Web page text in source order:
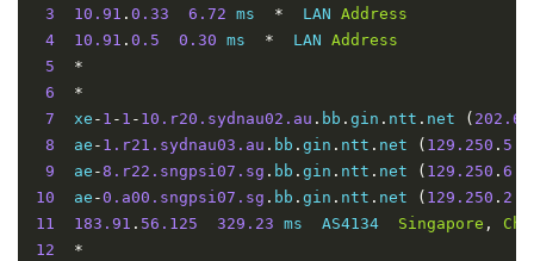
京
联
通
5 80% 431.346 431.346
京
移
动
5 4 20% 376.4 330.82 344.455
3
10.91 . 0.33 6.72 ms *
  LAN
Address
4
10.91 . 0.5 0.30 ms *
  LAN
Address
5
*
6
*
7
  xe
- 1 - 1 - 10.r20.sydnau02.au . bb . gin . ntt . net ( 202.68
8
  ae
- 1.r21.sydnau03.au . bb . gin . ntt . net ( 129.250 .
9
  ae
-8.r22.sngpsi07.sg . bb . gin . ntt . net ( 129.250 .
10
  ae
-0.a00.sngpsi07.sg . bb . gin . ntt . net ( 129.250 .
11
183.91 . 56.125 329.23 ms  AS4134 Singapore ,
12
*